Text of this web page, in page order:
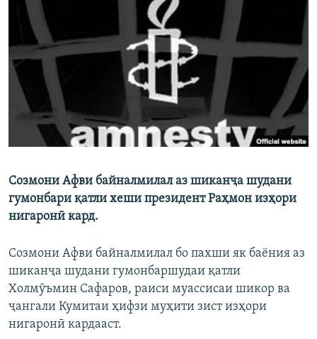
ГУЗОРИШҲОИ РАДИОӢ
Русский
ПАЙГИРӢ КУНЕД
Cозмони Афви байналмилал аз шиканҷа шудани
гумонбари қатли хеши президент Раҳмон изҳори
нигаронӣ кард.
Cозмони Афви байналмилал бо пахши як баёния аз
шиканҷа шудани гумонбаршудаи қатли
Холмӯъмин Сафаров, раиси муассисаи шикор ва
ҷангали Кумитаи ҳифзи муҳити зист изҳори
нигаронӣ кардааст.